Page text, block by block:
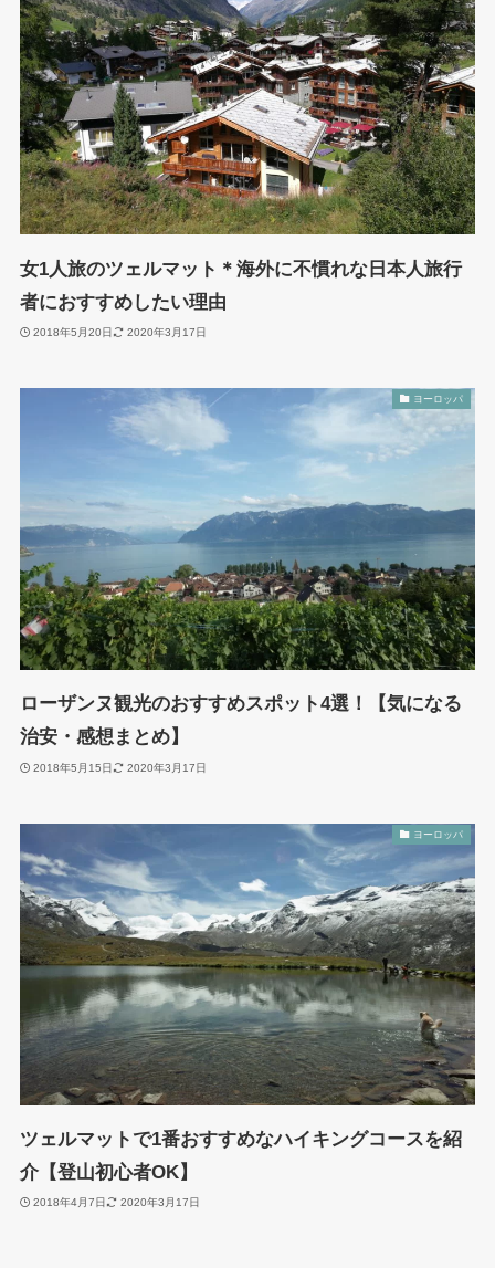
女1人旅のツェルマット＊海外に不慣れな日本人旅行
者におすすめしたい理由
2018年5月20日 2020年3月17日
ヨーロッパ
ローザンヌ観光のおすすめスポット4選！【気になる
治安・感想まとめ】
2018年5月15日 2020年3月17日
ヨーロッパ
ツェルマットで1番おすすめなハイキングコースを紹
介【登山初心者OK】
2018年4月7日 2020年3月17日